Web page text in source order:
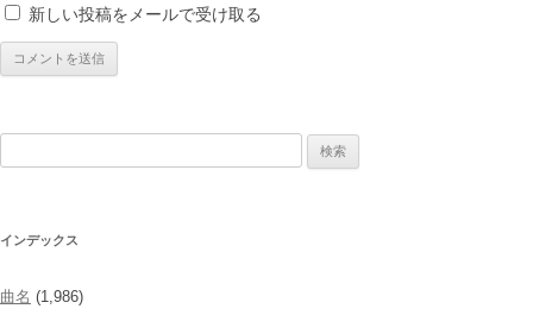
新しい投稿をメールで受け取る
インデックス
曲名 (1,986)